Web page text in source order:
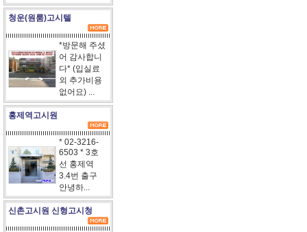
청운(원룸)고시텔
*방문해 주셨
어 감사합니
다* (입실료
외 추가비용
없어요) ...
홍제역고시원
* 02-3216-
6503 * 3호
선 홍제역
3.4번 출구
안녕하...
신촌고시원 신형고시청